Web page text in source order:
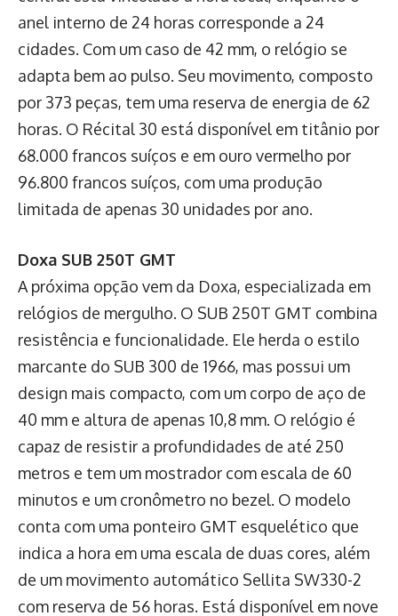
anel interno de 24 horas corresponde a 24
cidades. Com um caso de 42 mm, o relógio se
adapta bem ao pulso. Seu movimento, composto
por 373 peças, tem uma reserva de energia de 62
horas. O Récital 30 está disponível em titânio por
68.000 francos suíços e em ouro vermelho por
96.800 francos suíços, com uma produção
limitada de apenas 30 unidades por ano.
Doxa SUB 250T GMT
A próxima opção vem da Doxa, especializada em
relógios de mergulho. O SUB 250T GMT combina
resistência e funcionalidade. Ele herda o estilo
marcante do SUB 300 de 1966, mas possui um
design mais compacto, com um corpo de aço de
40 mm e altura de apenas 10,8 mm. O relógio é
capaz de resistir a profundidades de até 250
metros e tem um mostrador com escala de 60
minutos e um cronômetro no bezel. O modelo
conta com uma ponteiro GMT esquelético que
indica a hora em uma escala de duas cores, além
de um movimento automático Sellita SW330-2
com reserva de 56 horas. Está disponível em nove